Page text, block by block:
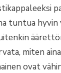
tuntua hyvin
miten
ovat